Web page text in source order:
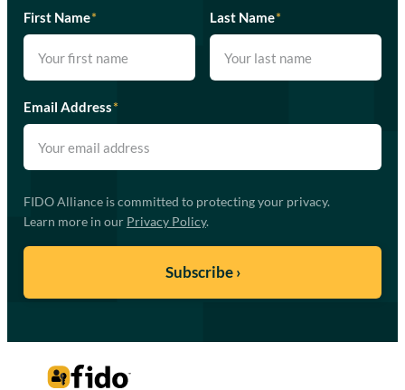
First Name* Last Name*
Email Address*
FIDO Alliance is committed to protecting your privacy.
Learn more in our Privacy Policy.